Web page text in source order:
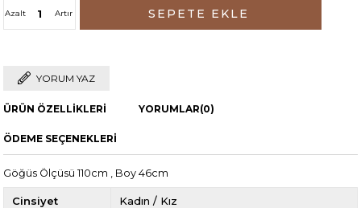
Artır
Azalt
YORUM YAZ
ÜRÜN ÖZELLIKLERI YORUMLAR(0)
ÖDEME SEÇENEKLERI
Göğüs Ölçüsü 110cm , Boy 46cm
Cinsiyet Kadın / Kız